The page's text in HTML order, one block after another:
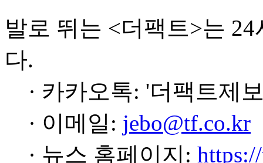
발로 뛰는 <더팩트>는
다.
· 카카오톡: '더팩트제
· 이메일: jebo@tf.co.kr
· 뉴스 홈페이지: